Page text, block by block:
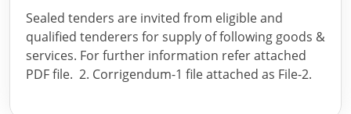
Sealed tenders are invited from eligible and
qualified tenderers for supply of following goods &
services. For further information refer attached
PDF file. 2. Corrigendum-1 file attached as File-2.